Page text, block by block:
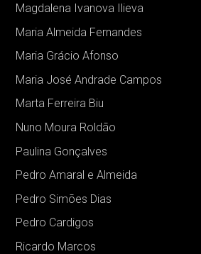
Magdalena Ivanova Ilieva
Maria Almeida Fernandes
Maria Grácio Afonso
Maria José Andrade Campos
Marta Ferreira Biu
Nuno Moura Roldão
Paulina Gonçalves
Pedro Amaral e Almeida
Pedro Simões Dias
Pedro Cardigos
Ricardo Marcos